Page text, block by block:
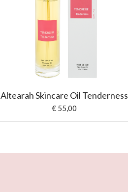
Altearah Skincare Oil Tenderness
€ 55,00